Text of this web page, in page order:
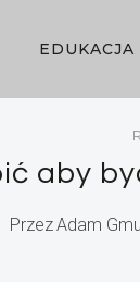
EDUKACJA
aby
PrzezAdam